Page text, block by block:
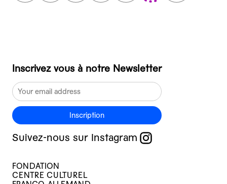
Inscrivez vous à notre Newsletter
Inscription
Suivez-nous sur Instagram
FONDATION
CENTRE CULTUREL